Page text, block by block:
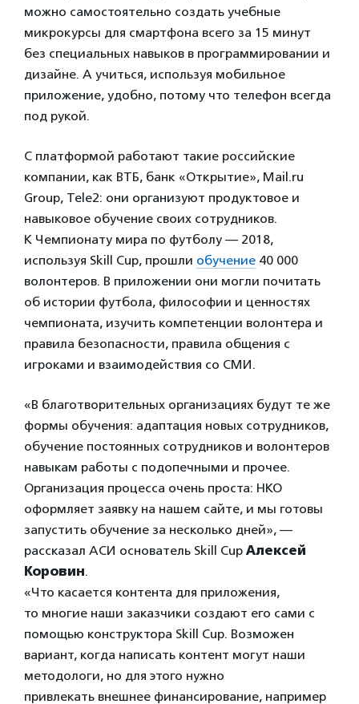
можно самостоятельно создать учебные
микрокурсы для смартфона всего за 15 минут
без специальных навыков в программировании и
дизайне. А учиться, используя мобильное
приложение, удобно, потому что телефон всегда
под рукой.
С платформой работают такие российские
компании, как ВТБ, банк «Открытие», Mail.ru
Group, Tele2: они организуют продуктовое и
навыковое обучение своих сотрудников.
К Чемпионату мира по футболу — 2018,
используя Skill Cup, прошли обучение 40 000
волонтеров. В приложении они могли почитать
об истории футбола, философии и ценностях
чемпионата, изучить компетенции волонтера и
правила безопасности, правила общения с
игроками и взаимодействия со СМИ.
«В благотворительных организациях будут те же
формы обучения: адаптация новых сотрудников,
обучение постоянных сотрудников и волонтеров
навыкам работы с подопечными и прочее.
Организация процесса очень проста: НКО
оформляет заявку на нашем сайте, и мы готовы
запустить обучение за несколько дней», —
рассказал АСИ основатель Skill Cup Алексей
Коровин.
«Что касается контента для приложения,
то многие наши заказчики создают его сами с
помощью конструктора Skill Cup. Возможен
вариант, когда написать контент могут наши
методологи, но для этого нужно
привлекать внешнее финансирование, например